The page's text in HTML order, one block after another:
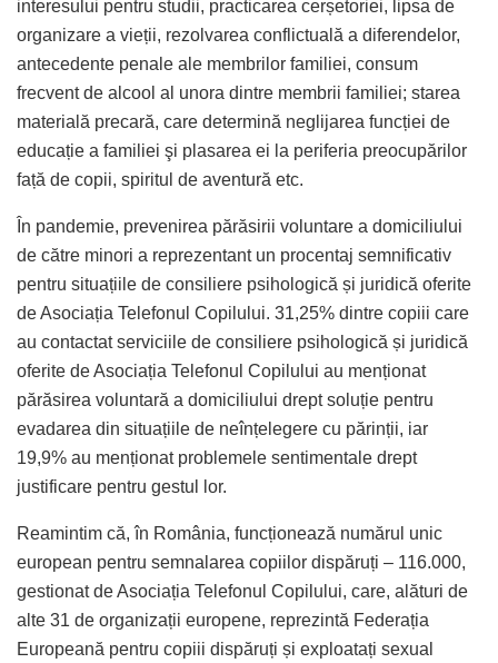
interesului pentru studii, practicarea cerșetoriei, lipsa de
organizare a vieții, rezolvarea conflictuală a diferendelor,
antecedente penale ale membrilor familiei, consum
frecvent de alcool al unora dintre membrii familiei; starea
materială precară, care determină neglijarea funcției de
educație a familiei şi plasarea ei la periferia preocupărilor
față de copii, spiritul de aventură etc.
În pandemie, prevenirea părăsirii voluntare a domiciliului
de către minori a reprezentant un procentaj semnificativ
pentru situațiile de consiliere psihologică și juridică oferite
de Asociația Telefonul Copilului. 31,25% dintre copiii care
au contactat serviciile de consiliere psihologică și juridică
oferite de Asociația Telefonul Copilului au menționat
părăsirea voluntară a domiciliului drept soluție pentru
evadarea din situațiile de neînțelegere cu părinții, iar
19,9% au menționat problemele sentimentale drept
justificare pentru gestul lor.
Reamintim că, în România, funcționează numărul unic
european pentru semnalarea copiilor dispăruți – 116.000,
gestionat de Asociația Telefonul Copilului, care, alături de
alte 31 de organizații europene, reprezintă Federația
Europeană pentru copiii dispăruți și exploatați sexual